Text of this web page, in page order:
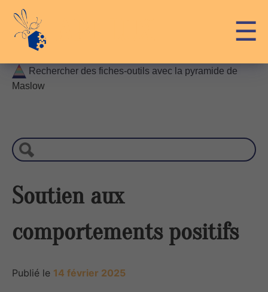
content
☰
Rechercher des fiches-outils avec la pyramide de
Maslow
c
h
r
c
e
Soutien aux
comportements positifs
Publié le 14 février 2025